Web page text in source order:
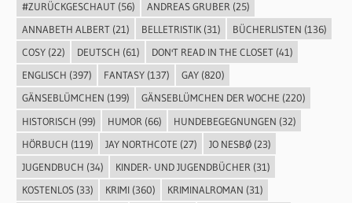
#ZURÜCKGESCHAUT(56) ANDREAS GRUBER (25)
ANNABETH ALBERT(21) BELLETRISTIK(31) BÜCHERLISTEN (136)
COSY(22) DEUTSCH (61) DON'T READ IN THE CLOSET(41)
ENGLISCH (397) FANTASY(137) GAY(820)
GÄNSEBLÜMCHEN (199) GÄNSEBLÜMCHEN DER WOCHE (220)
HISTORISCH (99) HUMOR (66) HUNDEBEGEGNUNGEN (32)
HÖRBUCH (119) JAY NORTHCOTE (27) JO NESBØ(23)
JUGENDBUCH (34) KINDER- UND JUGENDBÜCHER (31)
KOSTENLOS(33) KRIMI(360) KRIMINALROMAN (31)